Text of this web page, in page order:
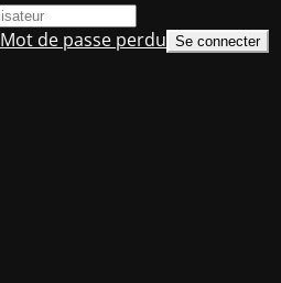
Mot de passe perdu